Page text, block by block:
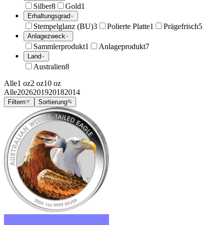
Silber8 Gold1
Erhaltungsgrad
Stempelglanz (BU)3 Polierte Platte1 Prägefrisch5
Anlagezweck
Sammlerprodukt1 Anlageprodukt7
Land
Australien8
Alle1 oz2 oz10 oz
Alle2026201920182014
Filtern Sortierung